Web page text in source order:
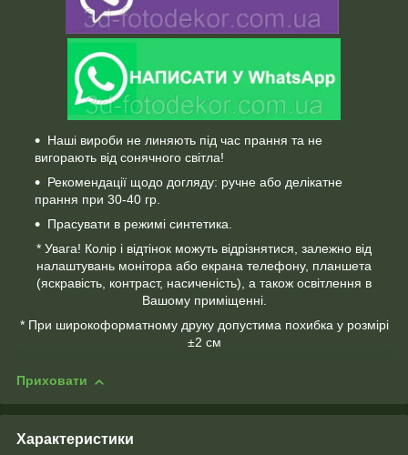
Наші вироби не линяють під час прання та не
вигорають від сонячного світла!
Рекомендації щодо догляду: ручне або делікатне
прання при 30-40 гр.
Прасувати в режимі синтетика.
* Увага! Колір і відтінок можуть відрізнятися, залежно від
налаштувань монітора або екрана телефону, планшета
(яскравість, контраст, насиченість), а також освітлення в
Вашому приміщенні.
* При широкоформатному друку допустима похибка у розмірі
±2 см
Приховати
Характеристики